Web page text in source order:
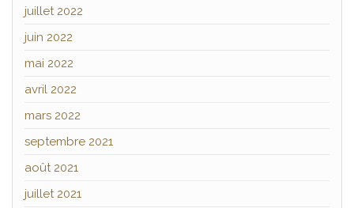
juillet 2022
juin 2022
mai 2022
avril 2022
mars 2022
septembre 2021
août 2021
juillet 2021